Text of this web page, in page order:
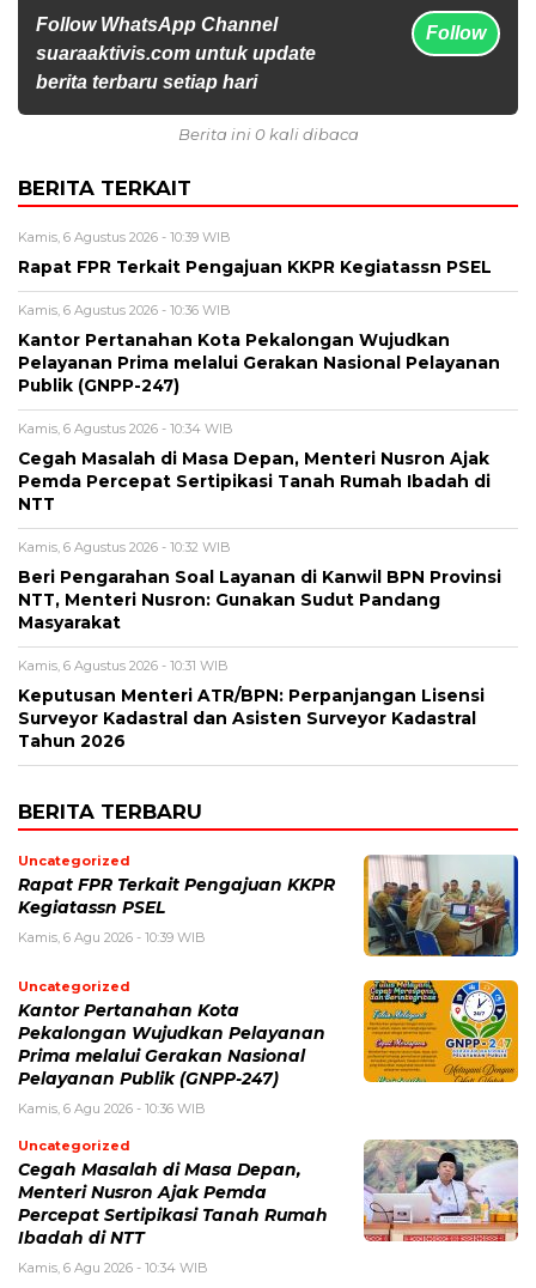
Follow WhatsApp Channel
suaraaktivis.com untuk update
berita terbaru setiap hari
Follow
Berita ini 0 kali dibaca
BERITA TERKAIT
Kamis, 6 Agustus 2026 - 10:39 WIB
Rapat FPR Terkait Pengajuan KKPR Kegiatassn PSEL
Kamis, 6 Agustus 2026 - 10:36 WIB
Kantor Pertanahan Kota Pekalongan Wujudkan
Pelayanan Prima melalui Gerakan Nasional Pelayanan
Publik (GNPP-247)
Kamis, 6 Agustus 2026 - 10:34 WIB
Cegah Masalah di Masa Depan, Menteri Nusron Ajak
Pemda Percepat Sertipikasi Tanah Rumah Ibadah di
NTT
Kamis, 6 Agustus 2026 - 10:32 WIB
Beri Pengarahan Soal Layanan di Kanwil BPN Provinsi
NTT, Menteri Nusron: Gunakan Sudut Pandang
Masyarakat
Kamis, 6 Agustus 2026 - 10:31 WIB
Keputusan Menteri ATR/BPN: Perpanjangan Lisensi
Surveyor Kadastral dan Asisten Surveyor Kadastral
Tahun 2026
BERITA TERBARU
Uncategorized
Rapat FPR Terkait Pengajuan KKPR
Kegiatassn PSEL
Kamis, 6 Agu 2026 - 10:39 WIB
Uncategorized
Kantor Pertanahan Kota
Pekalongan Wujudkan Pelayanan
Prima melalui Gerakan Nasional
Pelayanan Publik (GNPP-247)
Kamis, 6 Agu 2026 - 10:36 WIB
Uncategorized
Cegah Masalah di Masa Depan,
Menteri Nusron Ajak Pemda
Percepat Sertipikasi Tanah Rumah
Ibadah di NTT
Kamis, 6 Agu 2026 - 10:34 WIB